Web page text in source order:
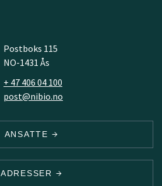
Postboks 115
NO-1431 Ås
+ 47 406 04 100
post@nibio.no
ANSATTE
ADRESSER